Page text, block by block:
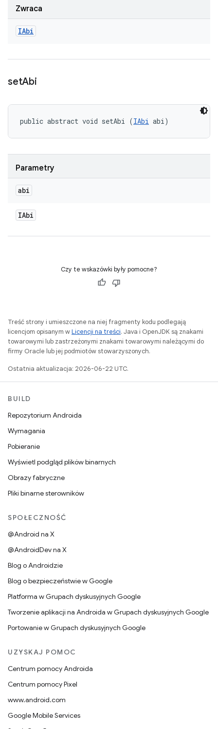
Zwraca
IAbi
setAbi
public abstract void setAbi (IAbi abi)
Parametry
abi
IAbi
Czy te wskazówki były pomocne?
Treść strony i umieszczone na niej fragmenty kodu podlegają
licencjom opisanym wLicencji na treści. Java i OpenJDK są znakami
towarowymi lub zastrzeżonymi znakami towarowymi należącymi do
firmy Oracle lub jej podmiotów stowarzyszonych.
Ostatnia aktualizacja: 2026-06-22 UTC.
BUILD
Repozytorium Androida
Wymagania
Pobieranie
Wyświetl podgląd plików binarnych
Obrazy fabryczne
Pliki binarne sterowników
SPOŁECZNOŚĆ
@Android na X
@AndroidDev na X
Blog o Androidzie
Blog o bezpieczeństwie w Google
Platforma w Grupach dyskusyjnych Google
Tworzenie aplikacji na Androida w Grupach dyskusyjnych Google
Portowanie w Grupach dyskusyjnych Google
UZYSKAJ POMOC
Centrum pomocy Androida
Centrum pomocy Pixel
www.android.com
Google Mobile Services